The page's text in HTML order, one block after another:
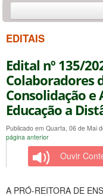
EDITAIS
Edital nº 135/
Colaboradores
Consolidação
Educação a
Publicado em Quarta, 06 de Mai
página anterior
Ouvir
A PRÓ-REITORA DE